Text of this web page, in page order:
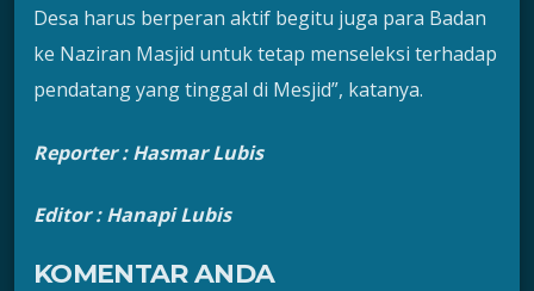
Desa harus berperan aktif begitu juga para Badan
ke Naziran Masjid untuk tetap menseleksi terhadap
pendatang yang tinggal di Mesjid”, katanya.
Reporter : Hasmar Lubis
Editor : Hanapi Lubis
KOMENTAR ANDA